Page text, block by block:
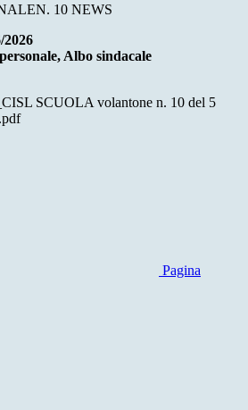
10 NEWS
2026
Albo sindacale
SCUOLA volantone n. 10 del 5
Pagina